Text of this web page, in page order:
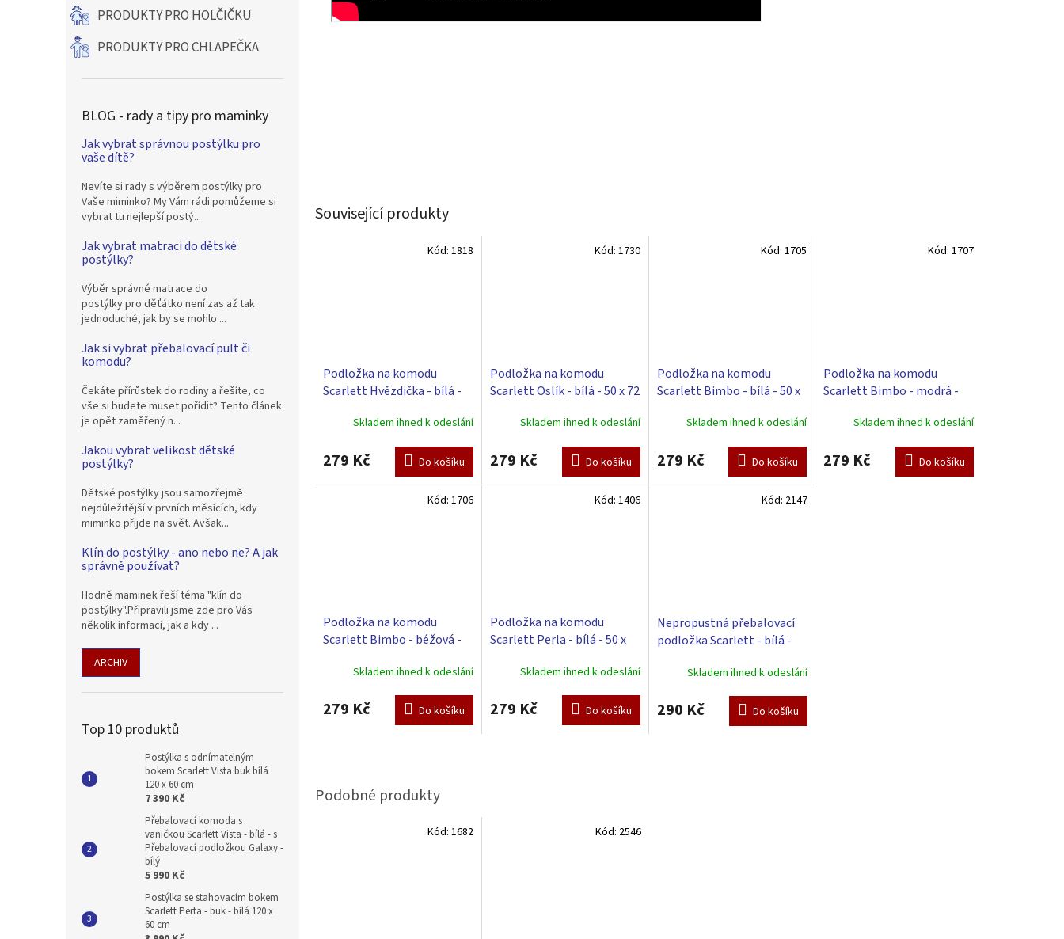
PRODUKTY PRO HOLČIČKU
PRODUKTY PRO CHLAPEČKA
BLOG - rady a tipy pro maminky
Jak vybrat správnou postýlku pro
vaše dítě?
Nevíte si rady s výběrem postýlky pro
Vaše miminko? My Vám rádi pomůžeme si
vybrat tu nejlepší postý...
Jak vybrat matraci do dětské
postýlky?
Výběr správné matrace do
postýlky pro děťátko není zas až tak
jednoduché, jak by se mohlo ...
Jak si vybrat přebalovací pult či
komodu?
Čekáte přírůstek do rodiny a řešíte, co
vše si budete muset pořídit? Tento článek
je opět zaměřený n...
Jakou vybrat velikost dětské
postýlky?
Dětské postýlky jsou samozřejmě
nejdůležitější v prvních měsících, kdy
miminko přijde na svět. Avšak...
Klín do postýlky - ano nebo ne? A jak
správně používat?
Hodně maminek řeší téma "klín do
postýlky".Připravili jsme zde pro Vás
několik informací, jak a kdy ...
ARCHIV
Top 10 produktů
Postýlka s odnímatelným
bokem Scarlett Vista buk bílá
120 x 60 cm
7 390 Kč
Přebalovací komoda s
vaničkou Scarlett Vista - bílá - s
Přebalovací podložkou Galaxy -
bílý
5 990 Kč
Postýlka se stahovacím bokem
Scarlett Perta - buk - bílá 120 x
60 cm
Související produkty
Podložka na komodu
Scarlett Hvězdička - bílá -
Skladem ihned k odeslání
279 Kč Do košíku
Kód: 1818
Podložka na komodu
Scarlett Oslík - bílá - 50 x 72
Skladem ihned k odeslání
279 Kč Do košíku
Kód: 1730
Podložka na komodu
Scarlett Bimbo - bílá - 50 x
Skladem ihned k odeslání
279 Kč Do košíku
Kód:1705
Podložka na komodu
Scarlett Bimbo - modrá -
Skladem ihned k odeslání
279 Kč Do košíku
Kód: 1707
Podložka na komodu
Scarlett Bimbo - béžová -
Skladem ihned k odeslání
279 Kč Do košíku
Kód: 1706
Podložka na komodu
Scarlett Perla - bílá - 50 x
Skladem ihned k odeslání
279 Kč Do košíku
Kód: 1406
Nepropustná přebalovací
podložka Scarlett - bílá -
Skladem ihned k odeslání
290 Kč Do košíku
Kód: 2147
Kód: 1682 Kód: 2546